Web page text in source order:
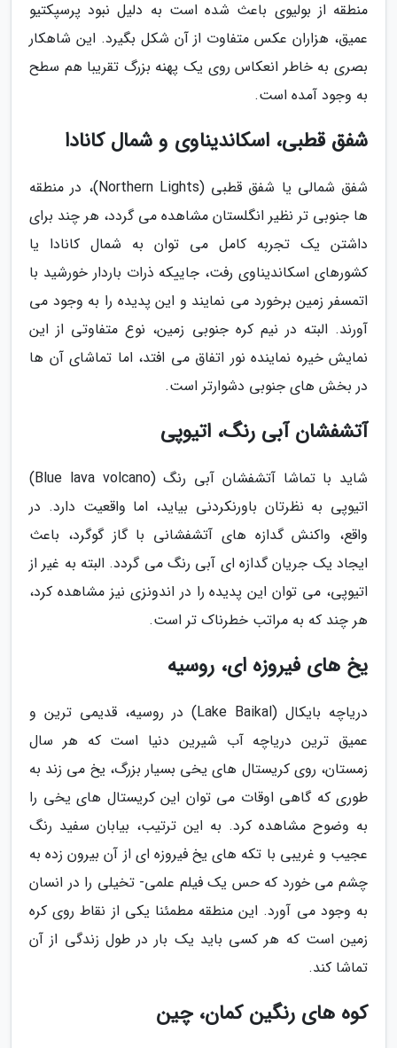
منطقه از بولیوی باعث شده است به دلیل نبود پرسپکتیو
عمیق، هزاران عکس متفاوت از آن شکل بگیرد. این شاهکار
بصری به خاطر انعکاس روی یک پهنه بزرگ تقریبا هم سطح
به وجود آمده است.
شفق قطبی، اسکاندیناوی و شمال کانادا
شفق شمالی یا شفق قطبی (Northern Lights)، در منطقه
ها جنوبی تر نظیر انگلستان مشاهده می گردد، هر چند برای
داشتن یک تجربه کامل می توان به شمال کانادا یا
کشورهای اسکاندیناوی رفت، جاییکه ذرات باردار خورشید با
اتمسفر زمین برخورد می نمایند و این پدیده را به وجود می
آورند. البته در نیم کره جنوبی زمین، نوع متفاوتی از این
نمایش خیره نماینده نور اتفاق می افتد، اما تماشای آن ها
در بخش های جنوبی دشوارتر است.
آتشفشان آبی رنگ، اتیوپی
شاید با تماشا آتشفشان آبی رنگ (Blue lava volcano)
اتیوپی به نظرتان باورنکردنی بیاید، اما واقعیت دارد. در
واقع، واکنش گدازه های آتشفشانی با گاز گوگرد، باعث
ایجاد یک جریان گدازه ای آبی رنگ می گردد. البته به غیر از
اتیوپی، می توان این پدیده را در اندونزی نیز مشاهده کرد،
هر چند که به مراتب خطرناک تر است.
یخ های فیروزه ای، روسیه
دریاچه بایکال (Lake Baikal) در روسیه، قدیمی ترین و
عمیق ترین دریاچه آب شیرین دنیا است که هر سال
زمستان، روی کریستال های یخی بسیار بزرگ، یخ می زند به
طوری که گاهی اوقات می توان این کریستال های یخی را
به وضوح مشاهده کرد. به این ترتیب، بیابان سفید رنگ
عجیب و غریبی با تکه های یخ فیروزه ای از آن بیرون زده به
چشم می خورد که حس یک فیلم علمی- تخیلی را در انسان
به وجود می آورد. این منطقه مطمئنا یکی از نقاط روی کره
زمین است که هر کسی باید یک بار در طول زندگی از آن
تماشا کند.
کوه های رنگین کمان، چین